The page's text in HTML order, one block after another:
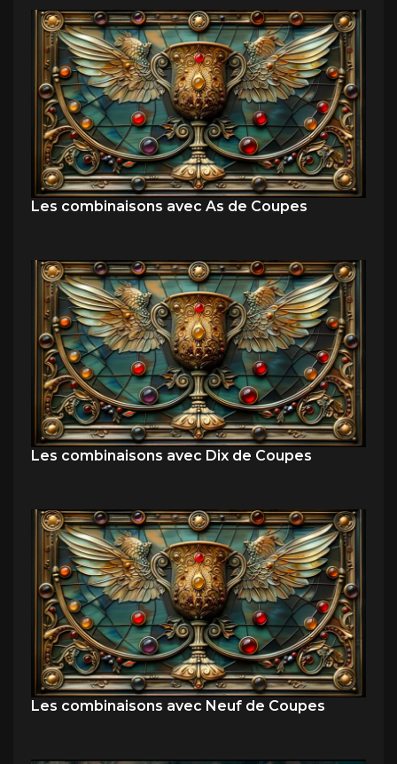
Les combinaisons avec As de Coupes
Les combinaisons avec Dix de Coupes
Les combinaisons avec Neuf de Coupes